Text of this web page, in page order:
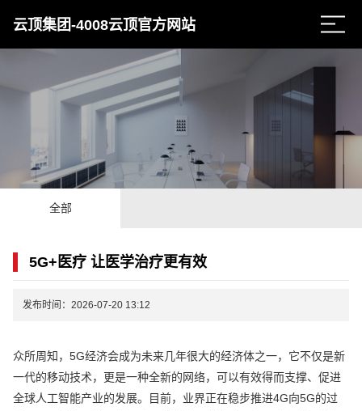
云顶集团-4008云顶官方网站
全部
5G+医疗 让医学治疗更有效
发布时间：2026-07-20 13:12
众所周知，5G经济会成为未来几年很大的经济体之一，它不仅是新
一代的移动技术，更是一种全新的网络，可以有效得而支撑、促进
全球人工智能产业的发展。目前，业界正在稳步推进4G向5G的过